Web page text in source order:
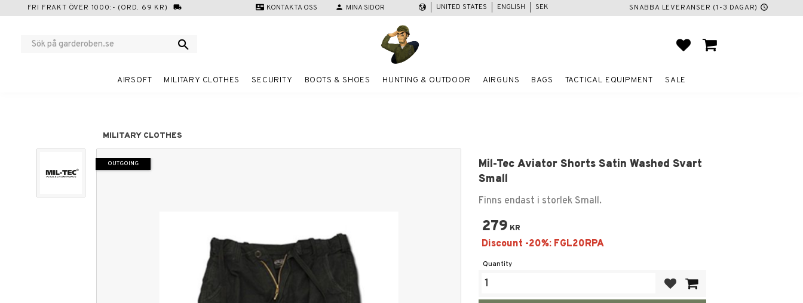
FRI FRAKT ÖVER 1000:- (ORD. 69 KR) local_shipping contact_mail KONTAKTA OSS person MINA SIDOR SNABBA LEVERANSER (1-3 DAGAR) schedule
UNITED STATES ENGLISH SEK
FAVORITES
BASKET
AIRSOFT MILITARY CLOTHES SECURITY BOOTS & SHOES HUNTING & OUTDOOR AIRGUNS BAGS TACTICAL EQUIPMENT SALE
MILITARY CLOTHES
Mil-Tec Aviator Shorts Satin Washed Svart
Small
Finns endast i storlek Small.
OUTGOING
279 KR
Quantity